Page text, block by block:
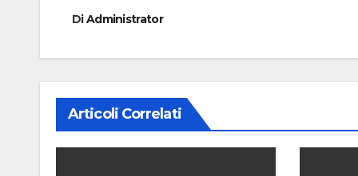
DiAdministrator
Articoli Correlati